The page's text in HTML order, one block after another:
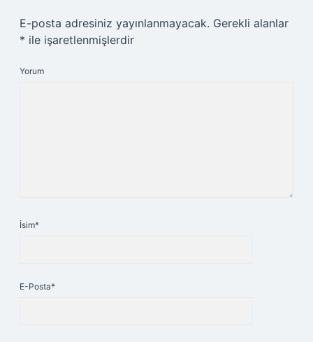
E-posta adresiniz yayınlanmayacak. Gerekli alanlar
* ile işaretlenmişlerdir
Yorum
İsim*
E-Posta*